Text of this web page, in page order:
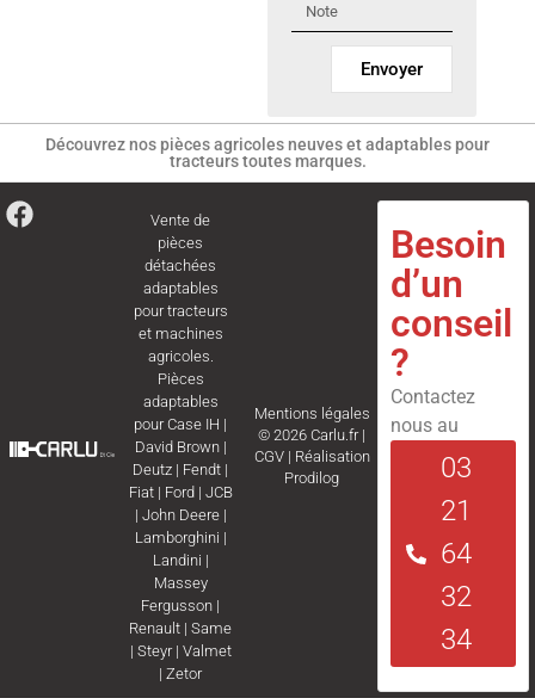
Envoyer
Découvrez nos pièces agricoles neuves et adaptables pour
tracteurs toutes marques.
Vente de
pièces
détachées
adaptables
pour tracteurs
et machines
agricoles.
Pièces
adaptables
pourCase IH |
David Brown|
Deutz | Fendt |
Fiat| Ford | JCB
| John Deere|
Lamborghini |
Landini |
Massey
Fergusson |
Renault |Same
| Steyr| Valmet
|Zetor
Mentions légales
© 2026 Carlu.fr |
CGV| Réalisation
Prodilog
Besoin
d’un
conseil
?
Contactez
nous au
03
21
64
32
34